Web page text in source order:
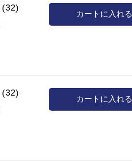
size32
(35)
(32)
カートに入れる
(32)
カートに入れる